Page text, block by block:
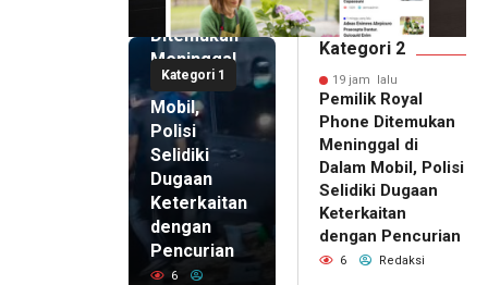
Kategori 1
Phone
Ditemukan
Meninggal
di Dalam
Mobil,
Polisi
Selidiki
Dugaan
Keterkaitan
dengan
Pencurian
6
Kategori 2
19 jam lalu
Pemilik Royal
Phone Ditemukan
Meninggal di
Dalam Mobil, Polisi
Selidiki Dugaan
Keterkaitan
dengan Pencurian
6 Redaksi